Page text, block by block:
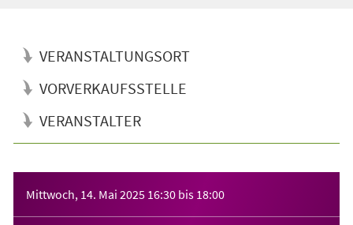
VERANSTALTUNGSORT
VORVERKAUFSSTELLE
VERANSTALTER
Mittwoch, 14. Mai 2025 16:30 bis 18:00